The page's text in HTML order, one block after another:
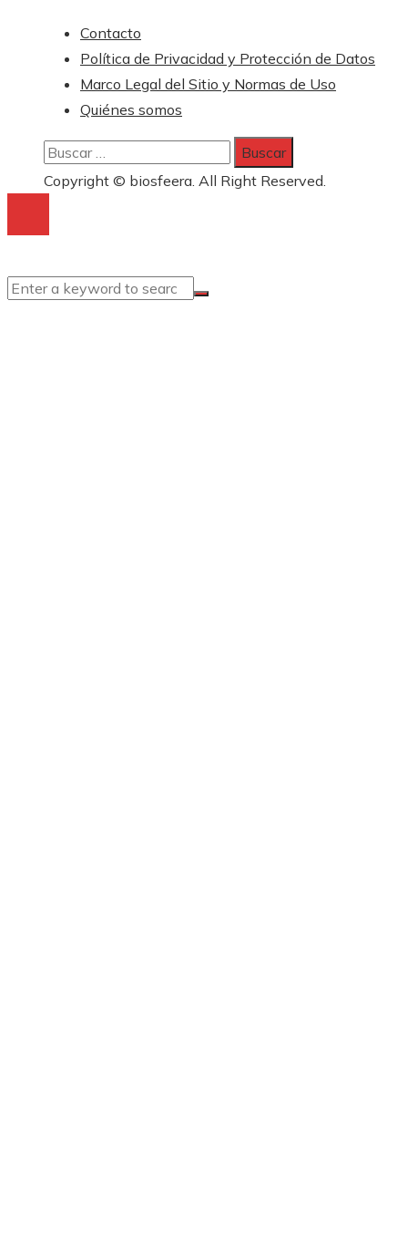
Contacto
Política de Privacidad y Protección de Datos
Marco Legal del Sitio y Normas de Uso
Quiénes somos
Buscar:
Copyright © biosfeera. All Right Reserved.